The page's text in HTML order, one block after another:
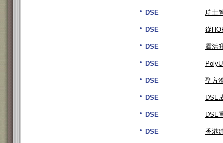
DSE 瑞士
DSE 從
DSE 靈活
DSE
DSE 聖方
DSE DSE
DSE DSE
DSE 香港